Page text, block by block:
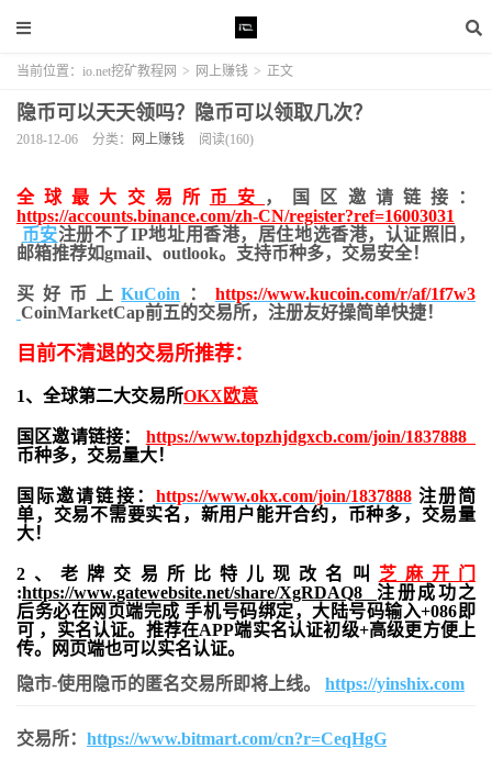
当前位置： io.net挖矿教程网 > 网上赚钱 > 正文
隐币可以天天领吗？隐币可以领取几次？
2018-12-06 分类： 网上赚钱 阅读(160)
全球最大交易所 币安
，国区邀请链接：
https://accounts.binance.com/zh-CN/register?ref=16003031
币安注册不了IP地址用香港，居住地选香港，认证照旧，
邮箱推荐如gmail、outlook。支持币种多，交易安全！
买好币上KuCoin ：https://www.kucoin.com/r/af/1f7w3
CoinMarketCap前五的交易所，注册友好操简单快捷！
目前不清退的交易所推荐：
1、全球第二大交易所OKX欧意
国区邀请链接： https://www.topzhjdgxcb.com/join/1837888
币种多，交易量大！
国际邀请链接： https://www.okx.com/join/1837888注册简
单，交易不需要实名，新用户能开合约， 币种多，交易量
大！
2、老牌交易所比特儿现改名叫 芝麻开门
:https://www.gatewebsite.net/share/XgRDAQ8 注册成功之
后务必在网页端完成 手机号码绑定，大陆号码输入+086即
可 ，实名认证。推荐在APP端实名认证初级+高级更方便上
传。网页端也可以实名认证。
隐市-使用隐币的匿名交易所即将上线。 https://yinshix.com
交易所： https://www.bitmart.com/cn?r=CeqHgG